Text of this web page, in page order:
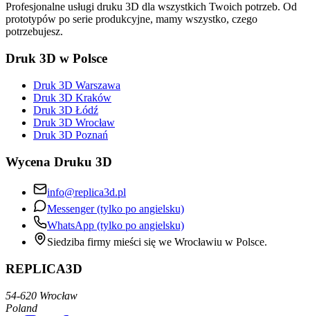
Profesjonalne usługi druku 3D dla wszystkich Twoich potrzeb. Od
prototypów po serie produkcyjne, mamy wszystko, czego
potrzebujesz.
Druk 3D w Polsce
Druk 3D Warszawa
Druk 3D Kraków
Druk 3D Łódź
Druk 3D Wrocław
Druk 3D Poznań
Wycena Druku 3D
info@replica3d.pl
Messenger (tylko po angielsku)
WhatsApp (tylko po angielsku)
Siedziba firmy mieści się we Wrocławiu w Polsce.
REPLICA3D
54-620 Wrocław
Poland